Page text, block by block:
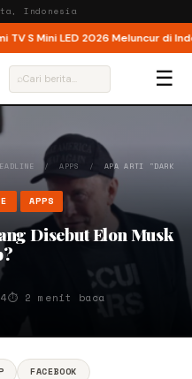
Indonesia
S Mini LED 2026 Meluncur di
⌕ ☰
/APPS / APA ARTI "DARK
APPS
Disebut Elon Musk
⏱ 2 menit baca
FACEBOOK